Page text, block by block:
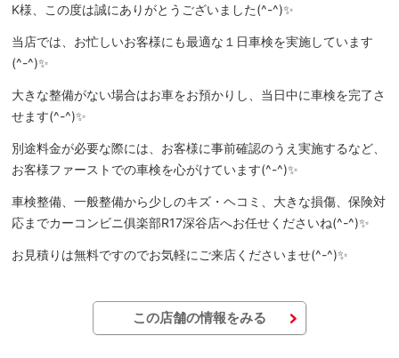
K様、この度は誠にありがとうございました(^-^)✨
当店では、お忙しいお客様にも最適な１日車検を実施しています
(^-^)✨
大きな整備がない場合はお車をお預かりし、当日中に車検を完了さ
せます(^-^)✨
別途料金が必要な際には、お客様に事前確認のうえ実施するなど、
お客様ファーストでの車検を心がけています(^-^)✨
車検整備、一般整備から少しのキズ・ヘコミ、大きな損傷、保険対
応までカーコンビニ俱楽部R17深谷店へお任せくださいね(^-^)✨
お見積りは無料ですのでお気軽にご来店くださいませ(^-^)✨
この店舗の情報をみる